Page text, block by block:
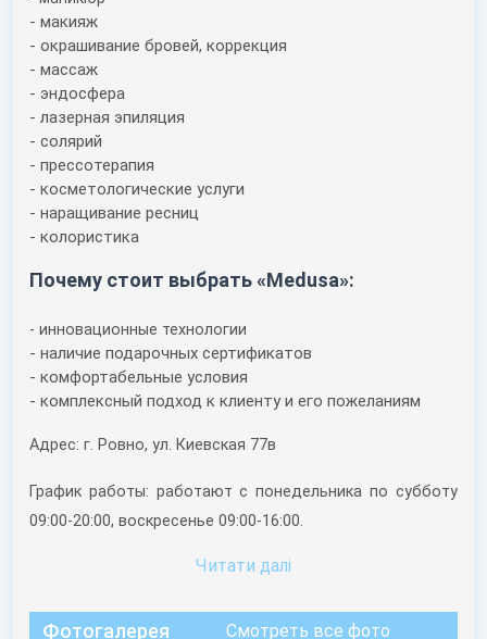
- макияж
- окрашивание бровей, коррекция
- массаж
- эндосфера
- лазерная эпиляция
- солярий
- прессотерапия
- косметологические услуги
- наращивание ресниц
- колористика
Почему стоит выбрать «Medusa»:
- инновационные технологии
- наличие подарочных сертификатов
- комфортабельные условия
- комплексный подход к клиенту и его пожеланиям
Адрес: г. Ровно, ул. Киевская 77в
График работы: работают с понедельника по субботу
09:00-20:00, воскресенье 09:00-16:00.
Читати далi
Фотогалерея Смотреть все фото